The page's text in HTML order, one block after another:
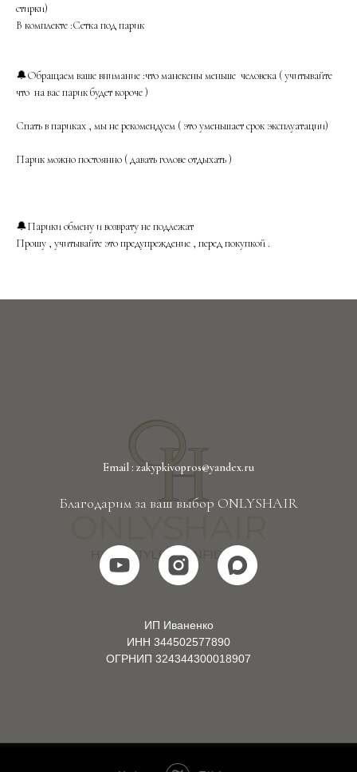
стирки)
В комплекте :Сетка под парик
🔔Обращаем ваше внимание :что манекены меньше человека ( учитывайте
что на вас парик будет короче )
Спать в париках , мы не рекомендуем ( это уменьшает срок эксплуатации)
Парик можно постоянно ( давать голове отдыхать )
🔔Парики обмену и возврату не подлежат
Прошу , учитывайте это предупреждение , перед покупкой .
Email : zakypkivopros@yandex.ru
Благодарим за ваш выбор ONLYSHAIR
ИП Иваненко
ИНН 344502577890
ОГРНИП 324344300018907